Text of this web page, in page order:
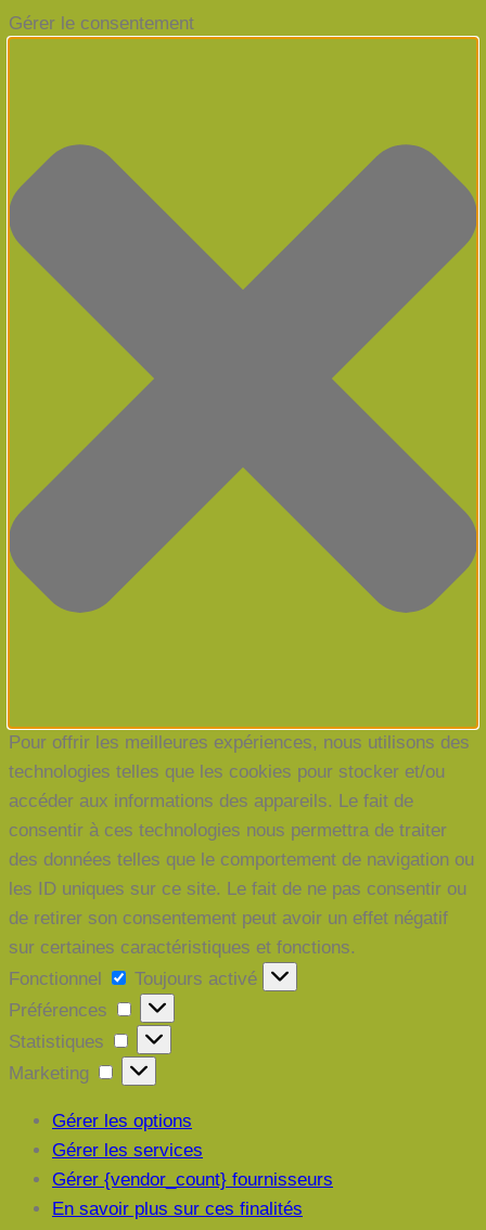
Gérer le consentement
Pour offrir les meilleures expériences, nous utilisons des
technologies telles que les cookies pour stocker et/ou
accéder aux informations des appareils. Le fait de
consentir à ces technologies nous permettra de traiter
des données telles que le comportement de navigation ou
les ID uniques sur ce site. Le fait de ne pas consentir ou
de retirer son consentement peut avoir un effet négatif
sur certaines caractéristiques et fonctions.
Fonctionnel
Fonctionnel
Toujours activé
Préférences
Préférences
Statistiques
Statistiques
Marketing
Marketing
Gérer les options
Gérer les services
Gérer {vendor_count} fournisseurs
En savoir plus sur ces finalités